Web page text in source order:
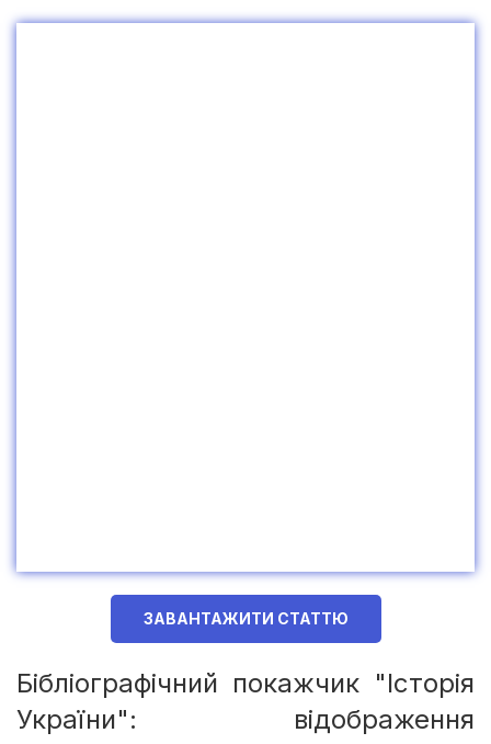
ЗАВАНТАЖИТИ СТАТТЮ
Бібліографічний покажчик "Історія
України": відображення